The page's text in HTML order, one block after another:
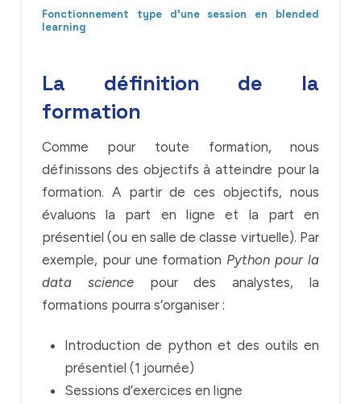
Fonctionnement type d’une session en blended
learning
La définition de la
formation
Comme pour toute formation, nous
définissons des objectifs à atteindre pour la
formation. A partir de ces objectifs, nous
évaluons la part en ligne et la part en
présentiel (ou en salle de classe virtuelle). Par
exemple, pour une formation Python pour la
data sciencepour des analystes, la
formations pourra s’organiser :
Introduction de python et des outils en
présentiel (1 journée)
Sessions d’exercices en ligne